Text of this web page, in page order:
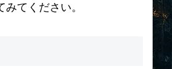
てください。